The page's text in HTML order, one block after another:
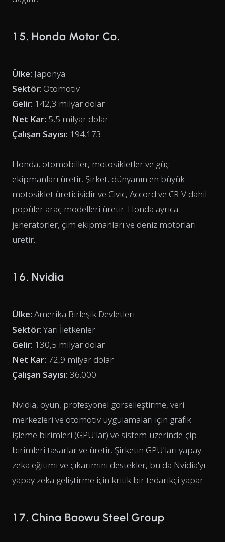
15. Honda Motor Co.
Ülke: Japonya
Sektör: Otomotiv
Gelir: 142,3 milyar dolar
Net Kar: 5,5 milyar dolar
Çalışan Sayısı: 194.173
Honda, otomobiller, motosikletler ve güç
ekipmanları üretir. Şirket, dünyanın en büyük
motosiklet üreticisidir ve Civic, Accord ve CR-V dahil
popüler araç modelleri üretir. Honda ayrıca
jeneratörler, çim ekipmanları ve deniz motorları
üretir.
16. Nvidia
Ülke: Amerika Birleşik Devletleri
Sektör: Yarı İletkenler
Gelir: 130,5 milyar dolar
Net Kar: 72,9 milyar dolar
Çalışan Sayısı: 36.000
Nvidia, oyun, profesyonel görselleştirme, veri
merkezleri ve otomotiv uygulamaları için grafik
işleme birimleri (GPU'lar) ve sistem-üzerinde-çip
birimleri tasarlar ve üretir. Şirketin GPU'ları yapay
zeka eğitimi ve çıkarımını destekler, bu da Nvidia'yı
yapay zeka geliştirme için kritik bir tedarikçi yapar.
17. China Baowu Steel Group